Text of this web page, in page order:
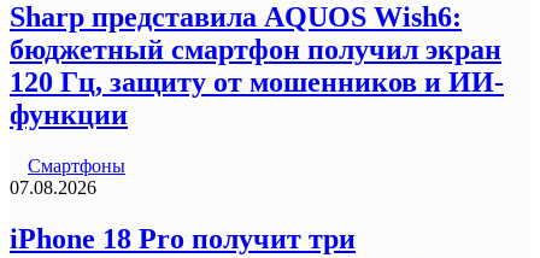
Sharp представила AQUOS Wish6:
бюджетный смартфон получил экран
120 Гц, защиту от мошенников и ИИ-
функции
Смартфоны
07.08.2026
iPhone 18 Pro получит три